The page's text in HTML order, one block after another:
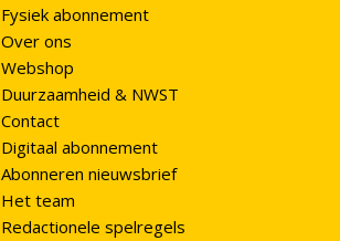
Fysiek abonnement
Over ons
Webshop
Duurzaamheid & NWST
Contact
Digitaal abonnement
Abonneren nieuwsbrief
Het team
Redactionele spelregels